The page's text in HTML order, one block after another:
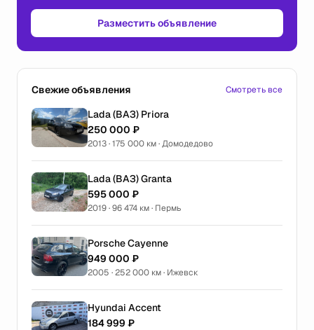
Разместить объявление
Свежие объявления Смотреть все
Lada (ВАЗ) Priora
250 000 ₽
2013 · 175 000 км · Домодедово
Lada (ВАЗ) Granta
595 000 ₽
2019 · 96 474 км · Пермь
Porsche Cayenne
949 000 ₽
2005 · 252 000 км · Ижевск
Hyundai Accent
184 999 ₽